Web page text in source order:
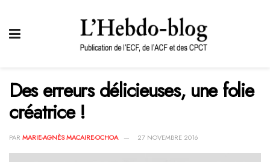
Des erreurs délicieuses, une folie
créatrice !
PAR MARIE-AGNÈS MACAIRE-OCHOA 27 NOVEMBRE 2016